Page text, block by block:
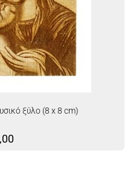
ξύλο (8 x 8 cm)